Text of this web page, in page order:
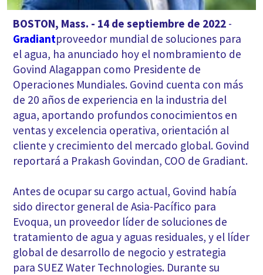
BOSTON, Mass. - 14 de septiembre de 2022 -
Gradiantproveedor mundial de soluciones para
el agua, ha anunciado hoy el nombramiento de
Govind Alagappan como Presidente de
Operaciones Mundiales. Govind cuenta con más
de 20 años de experiencia en la industria del
agua, aportando profundos conocimientos en
ventas y excelencia operativa, orientación al
cliente y crecimiento del mercado global. Govind
reportará a Prakash Govindan, COO de Gradiant.
Antes de ocupar su cargo actual, Govind había
sido director general de Asia-Pacífico para
Evoqua, un proveedor líder de soluciones de
tratamiento de agua y aguas residuales, y el líder
global de desarrollo de negocio y estrategia
para SUEZ Water Technologies. Durante su